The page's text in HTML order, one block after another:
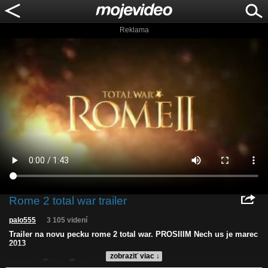
Reklama
Rome 2 total war trailer
zobraziť viac ↓
palo555 3 105 videní
Trailer na novu pecku rome 2 total war. PROSIIIM Nech us je marec
2013